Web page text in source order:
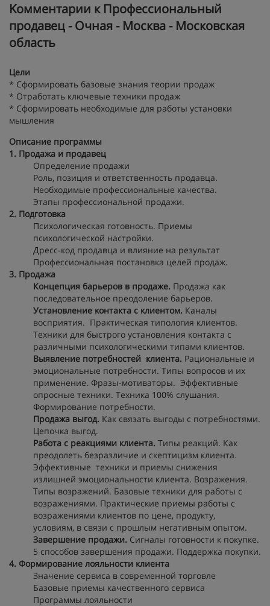
Kомментарии к Профессиональный
продавец - Очная - Москва - Московская
область
Цели
* Сформировать базовые знания теории продаж
* Отработать ключевые техники продаж
* Сформировать необходимые для работы установки
мышления
Описание программы
1. Продажа и продавец
Определение продажи
Роль, позиция и ответственность продавца.
Необходимые профессиональные качества.
Этапы профессиональной продажи.
2. Подготовка
Психологическая готовность. Приемы
психологической настройки.
Дресс-код продавца и влияние на результат
Профессиональная постановка целей продаж.
3. Продажа
Концепция барьеров в продаже. Продажа как
последовательное преодоление барьеров.
Установление контакта с клиентом. Каналы
восприятия. Практическая типология клиентов.
Техники для быстрого установления контакта с
различными психологическими типами клиентов.
Выявление потребностей клиента. Рациональные и
эмоциональные потребности. Типы вопросов и их
применение. Фразы-мотиваторы. Эффективные
опросные техники. Техника 100% слушания.
Формирование потребности.
Продажа выгод. Как связать выгоды с потребностями.
Цепочка выгод.
Работа с реакциями клиента. Типы реакций. Как
преодолеть безразличие и скептицизм клиента.
Эффективные техники и приемы снижения
излишней эмоциональности клиента. Возражения.
Типы возражений. Базовые техники для работы с
возражениями. Практические приемы работы с
возражениями клиентов по цене, продукту,
условиям, в связи с прошлым негативным опытом.
Завершение продажи. Сигналы готовности к покупке.
5 способов завершения продажи. Поддержка покупки.
4. Формирование лояльности клиента
Значение сервиса в современной торговле
Базовые приемы качественного сервиса
Программы лояльности